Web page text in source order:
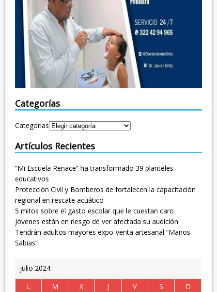
Categorías
Categorías
Artículos Recientes
“Mi Escuela Renace” ha transformado 39 planteles
educativos
Protección Civil y Bomberos de fortalecen la capacitación
regional en rescate acuático
5 mitos sobre el gasto escolar que le cuestan caro
Jóvenes están en riesgo de ver afectada su audición
Tendrán adultos mayores expo-venta artesanal “Manos
Sabias”
julio 2024
L
M X J V S
D